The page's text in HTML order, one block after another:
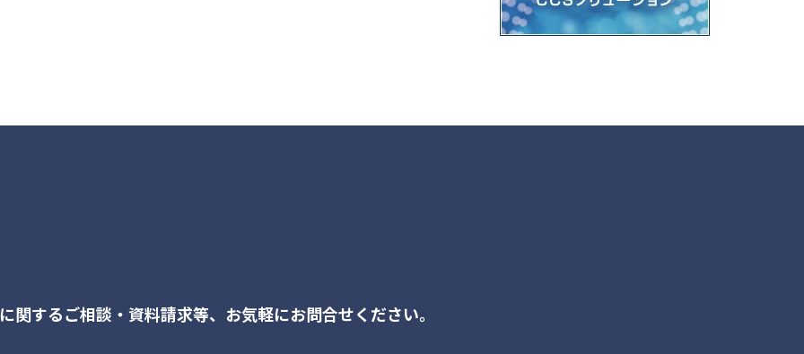
関するご相談・資料請求等、 お気軽にお問合せください。